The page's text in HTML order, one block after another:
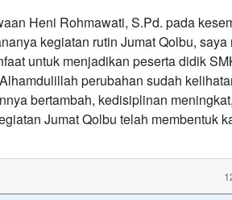
Heni Rohmawati, S.Pd. pada
kegiatan rutin Jumat Qolbu,
untuk menjadikan peserta didik
perubahan sudah
bertambah, kedisiplinan
Jumat Qolbu telah membentuk